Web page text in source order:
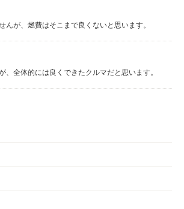
んが、燃費はそこまで良くないと思います。
、全体的には良くできたクルマだと思います。